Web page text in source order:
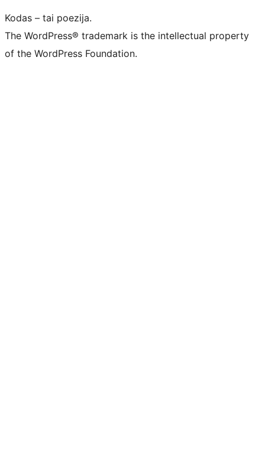
Kodas – tai poezija.
The WordPress® trademark is the intellectual property
of the WordPress Foundation.